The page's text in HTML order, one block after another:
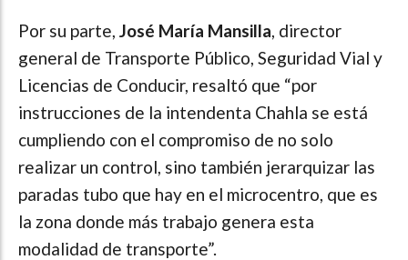
Por su parte, José María Mansilla, director
general de Transporte Público, Seguridad Vial y
Licencias de Conducir, resaltó que “por
instrucciones de la intendenta Chahla se está
cumpliendo con el compromiso de no solo
realizar un control, sino también jerarquizar las
paradas tubo que hay en el microcentro, que es
la zona donde más trabajo genera esta
modalidad de transporte”.